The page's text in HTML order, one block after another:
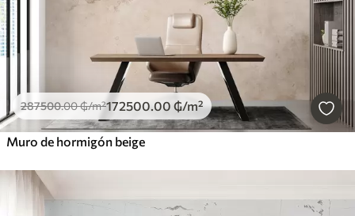
287500.00₲/m²172500.00 ₲/m²
Muro de hormigón beige